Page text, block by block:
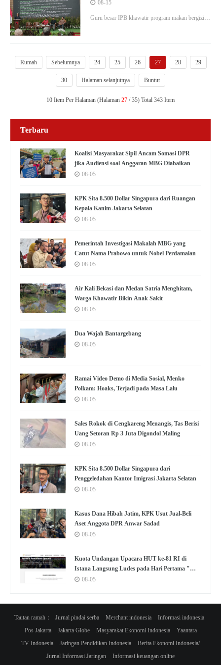
08-15
Guru besar IPB khawatir program makan bergizi
pangan.
Rumah
Sebelumnya 24 25 26 27 28 29
30 Halaman selanjutnya Buntut
10 Item Per Halaman (Halaman 27 / 35) Total 343 Item
Terbaru
Koalisi Masyarakat Sipil Ancam Somasi DPR
jika Audiensi soal Anggaran MBG Diabaikan
08-05
KPK Sita 8.500 Dollar Singapura dari Ruangan
Kepala Kanim Jakarta Selatan
08-05
Pemerintah Investigasi Makalah MBG yang
Catut Nama Prabowo untuk Nobel Perdamaian
08-05
Air Kali Bekasi dan Medan Satria Menghitam,
Warga Khawatir Bikin Anak Sakit
08-05
Dua Wajah Bantargebang
08-05
Ramai Video Demo di Media Sosial, Menko
Polkam: Hoaks, Terjadi pada Masa Lalu
08-05
Sales Rokok di Cengkareng Menangis, Tas Berisi
Uang Setoran Rp 3 Juta Digondol Maling
08-05
KPK Sita 8.500 Dollar Singapura dari
Penggeledahan Kantor Imigrasi Jakarta Selatan
08-05
Kasus Dana Hibah Jatim, KPK Usut Jual-Beli
Aset Anggota DPR Anwar Sadad
08-05
Kuota Undangan Upacara HUT ke-81 RI di
Istana Langsung Ludes pada Hari Pertama "War
Tiket"
08-05
Tautan ramah： Jurnal pindai serba Merchant indonesia
Informasi indonesia
Pos Jakarta
Jakarta Globe Masyarakat Ekonomi Indonesia
Yaantara
TV Indonesia
Jaringan Pendidikan Indonesia
Berita Ekonomi Indonesia/
Jurnal Informasi Jaringan
Informasi keuangan online